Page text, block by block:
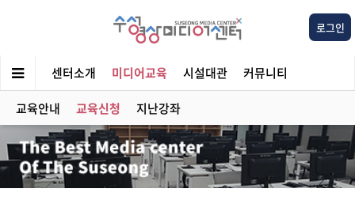
로그인
센터소개 미디어교육 시설대관 커뮤니티
교육안내 교육신청 지난강좌